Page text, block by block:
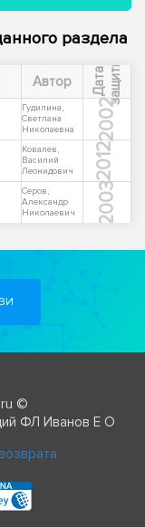
раздела
Автор Д
а
т
а
з
а
щ
и
т ы
Гудилина,
Светлана
Николаевна
2002
Ковалев,
Василий
Леонидович
2012
Серов,
Александр
Николаевич
2003
©
ФЛ Иванов Е О